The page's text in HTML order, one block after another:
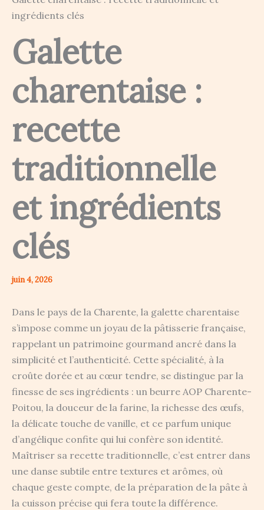
ingrédients clés
Galette
charentaise :
recette
traditionnelle
et ingrédients
clés
juin 4, 2026
Dans le pays de la Charente, la galette charentaise
s’impose comme un joyau de la pâtisserie française,
rappelant un patrimoine gourmand ancré dans la
simplicité et l’authenticité. Cette spécialité, à la
croûte dorée et au cœur tendre, se distingue par la
finesse de ses ingrédients : un beurre AOP Charente-
Poitou, la douceur de la farine, la richesse des œufs,
la délicate touche de vanille, et ce parfum unique
d’angélique confite qui lui confère son identité.
Maîtriser sa recette traditionnelle, c’est entrer dans
une danse subtile entre textures et arômes, où
chaque geste compte, de la préparation de la pâte à
la cuisson précise qui fera toute la différence.